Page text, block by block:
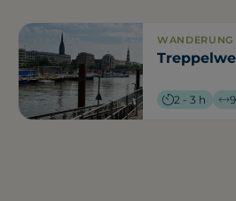
WANDERUNG
2 - 3 h